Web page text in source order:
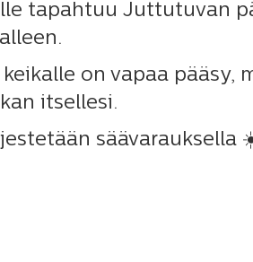
tapahtuu Juttutuvan
on vapaa pääsy,
itsellesi.
säävarauksella